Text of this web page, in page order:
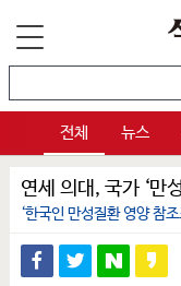
전체 뉴스
연세 의대, 국가 ‘만
‘한국인 만성질환 영양 참